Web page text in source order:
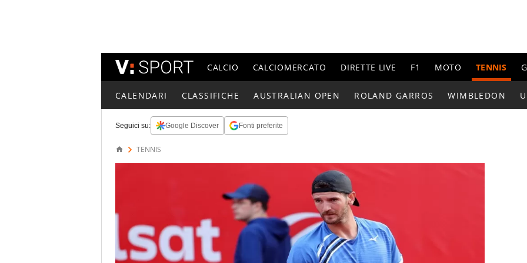
CALCIO CALCIOMERCATO DIRETTE LIVE F1 MOTO TENNIS
CALENDARI CLASSIFICHE AUSTRALIAN OPEN ROLAND GARROS WIMBLEDON
Seguici su: Google Discover Fonti preferite
TENNIS